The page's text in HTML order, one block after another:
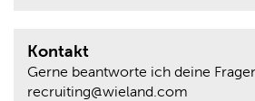
Kontakt
Gerne beantworte ich deine
recruiting@wieland.com